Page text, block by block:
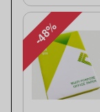
-48%